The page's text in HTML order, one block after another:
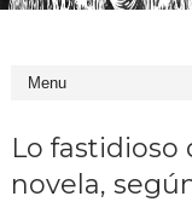
Lo fastidioso
novela,